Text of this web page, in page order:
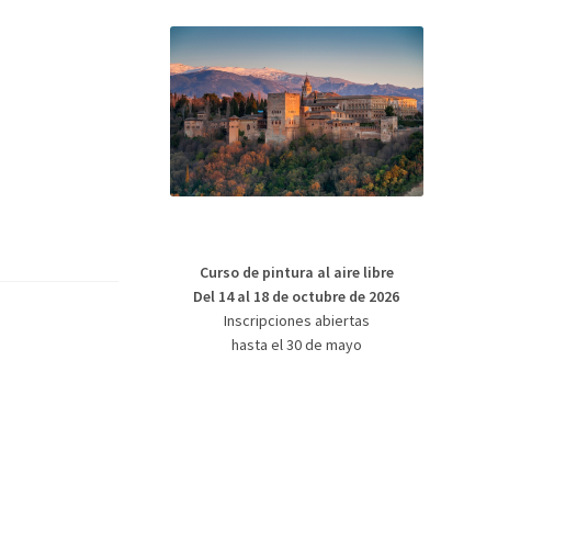
Curso de pintura al aire libre
Del 14 al 18 de octubre de 2026
Inscripciones abiertas
hasta el 30 de mayo